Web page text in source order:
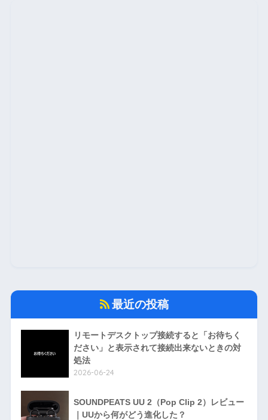
最近の投稿
リモートデスクトップ接続すると「お待ちく
ださい」と表示されて接続出来ないときの対
処法
2026-06-24
SOUNDPEATS UU 2（Pop Clip 2）レビュー
｜UUから何がどう進化した？